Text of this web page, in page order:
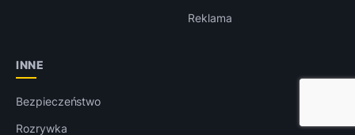
Reklama
INNE
Bezpieczeństwo
Rozrywka